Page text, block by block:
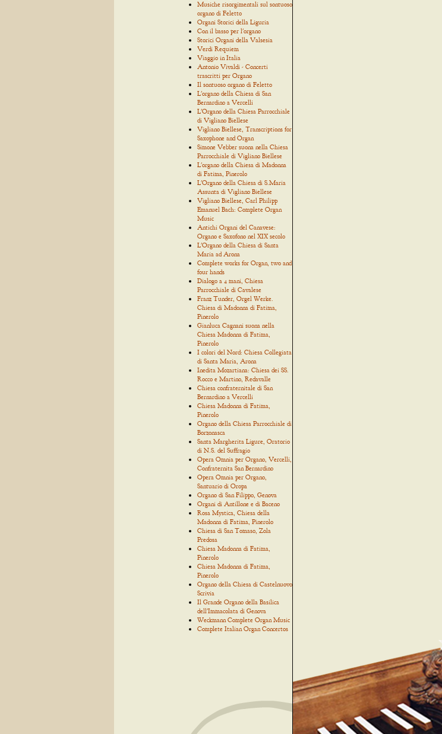
Musiche risorgimentali sul sontuoso
organo di Feletto
Organi Storici della Liguria
Con il basso per l'organo
Storici Organi della Valsesia
Verdi Requiem
Viaggio in Italia
Antonio Vivaldi - Concerti
trascritti per Organo
Il sontuoso organo di Feletto
L'organo della Chiesa di San
Bernardino a Vercelli
L'Organo della Chiesa Parrocchiale
di Vigliano Biellese
Vigliano Biellese, Transcriptions for
Saxophone and Organ
Simone Vebber suona nella Chiesa
Parrocchiale di Vigliano Biellese
L'organo della Chiesa di Madonna
di Fatima, Pinerolo
L'Organo della Chiesa di S.Maria
Assunta di Vigliano Biellese
Vigliano Biellese, Carl Philipp
Emanuel Bach: Complete Organ
Music
Antichi Organi del Canavese:
Organo e Saxofono nel XIX secolo
L'Organo della Chiesa di Santa
Maria ad Arona
Complete works for Organ, two and
four hands
Dialogo a 4 mani, Chiesa
Parrocchiale di Cavalese
Franz Tunder, Orgel Werke.
Chiesa di Madonna di Fatima,
Pinerolo
Gianluca Cagnani suona nella
Chiesa Madonna di Fatima,
Pinerolo
I colori del Nord: Chiesa Collegiata
di Santa Maria, Arona
Inedita Mozartiana: Chiesa dei SS.
Rocco e Martino, Redavalle
Chiesa confraternitale di San
Bernardino a Vercelli
Chiesa Madonna di Fatima,
Pinerolo
Organo della Chiesa Parrocchiale di
Borzonasca
Santa Margherita Ligure, Oratorio
di N.S. del Suffragio
Opera Omnia per Organo, Vercelli,
Confraternita San Bernardino
Opera Omnia per Organo,
Santuario di Oropa
Organo di San Filippo, Genova
Organi di Antillone e di Baceno
Rosa Mystica, Chiesa della
Madonna di Fatima, Pinerolo
Chiesa di San Tomaso, Zola
Predosa
Chiesa Madonna di Fatima,
Pinerolo
Chiesa Madonna di Fatima,
Pinerolo
Organo della Chiesa di Castelnuovo
Scrivia
Il Grande Organo della Basilica
dell'Immacolata di Genova
Weckmann Complete Organ Music
Complete Italian Organ Concertos